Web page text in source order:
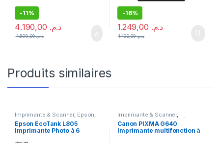
-11%
د.م.
د.م.4.699,00
-16%
د.م.
د.م.1.490,00
Produits similaires
Imprimante & Scanner, Epson,
Imprimante ,Imprimante à
réservoirs rechargeables
Imprimante Jet d'encre,
Meilleures ventes
Epson EcoTank L805
Imprimante Photo à 6
Imprimante & Scanner,
Imprimante, Imprimante à
réservoirs rechargeables
Imprimante Jet d'encre
Canon PIXMA G640
Imprimante multifonction à